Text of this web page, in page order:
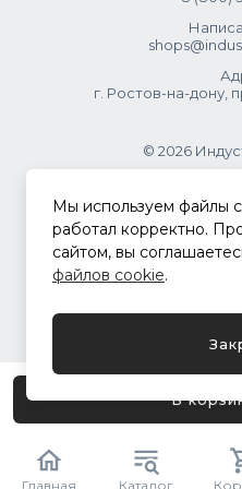
Главная Каталог
В
г. Ростов-на-дону,
© 2026
Политика
Мы используем файлы
работал корректно.
сайтом, вы
файлов cookie.